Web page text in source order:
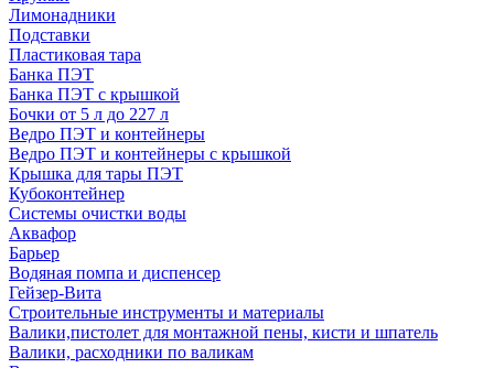
Лимонадники
Подставки
Пластиковая тара
Банка ПЭТ
Банка ПЭТ с крышкой
Бочки от 5 л до 227 л
Ведро ПЭТ и контейнеры
Ведро ПЭТ и контейнеры с крышкой
Крышка для тары ПЭТ
Кубоконтейнер
Системы очистки воды
Аквафор
Барьер
Водяная помпа и диспенсер
Гейзер-Вита
Строительные инструменты и материалы
Валики,пистолет для монтажной пены, кисти и шпатель
Валики, расходники по валикам